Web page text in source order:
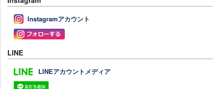
Instagramアカウント
LINE
LINEアカウントメディア